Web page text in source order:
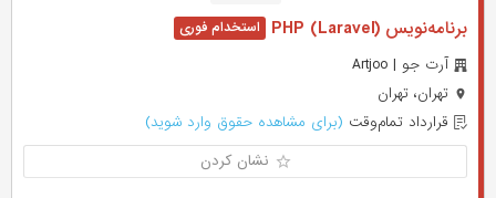
برنامه‌نویس PHP (Laravel)
آرت جو | Artjoo
تهران، تهران
قرارداد تمام‌وقت (برای مشاهده حقوق وارد شوید)
نشان کردن